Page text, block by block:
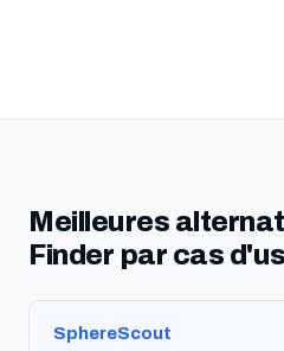
Meilleures
Finder par cas
SphereScout